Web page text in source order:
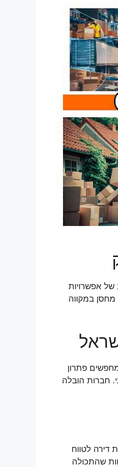
של אפשרויות
מחסן במקווה
פתרון
חברות הובלה
דירה לטווח
שהתכולה